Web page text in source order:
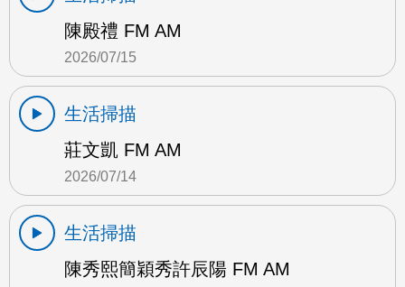
陳殿禮 FM AM
2026/07/15
生活掃描
莊文凱 FM AM
2026/07/14
生活掃描
陳秀熙簡穎秀許辰陽 FM AM